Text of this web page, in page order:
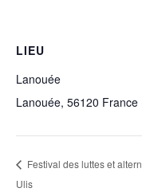
LIEU
Lanouée
Lanouée, 56120 France
Festival des luttes et
Ulis